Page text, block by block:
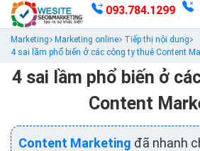
093.784.1299
Marketing Marketing online
Tiếp thị nội dung
4 sai lầm phổ biến ở các công ty thuê Content
4 sai lầm phổ biến ở
Content
Content Marketing đã nhanh